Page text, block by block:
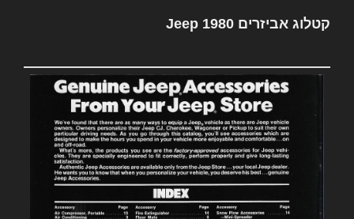
קטלוג אביזרים Jeep 1980